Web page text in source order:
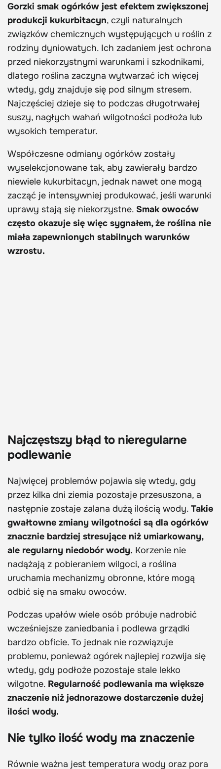
Gorzki smak ogórków jest efektem zwiększonej
produkcji kukurbitacyn, czyli naturalnych
związków chemicznych występujących u roślin z
rodziny dyniowatych. Ich zadaniem jest ochrona
przed niekorzystnymi warunkami i szkodnikami,
dlatego roślina zaczyna wytwarzać ich więcej
wtedy, gdy znajduje się pod silnym stresem.
Najczęściej dzieje się to podczas długotrwałej
suszy, nagłych wahań wilgotności podłoża lub
wysokich temperatur.
Współczesne odmiany ogórków zostały
wyselekcjonowane tak, aby zawierały bardzo
niewiele kukurbitacyn, jednak nawet one mogą
zacząć je intensywniej produkować, jeśli warunki
uprawy stają się niekorzystne. Smak owoców
często okazuje się więc sygnałem, że roślina nie
miała zapewnionych stabilnych warunków
wzrostu.
Najczęstszy błąd to nieregularne
podlewanie
Najwięcej problemów pojawia się wtedy, gdy
przez kilka dni ziemia pozostaje przesuszona, a
następnie zostaje zalana dużą ilością wody. Takie
gwałtowne zmiany wilgotności są dla ogórków
znacznie bardziej stresujące niż umiarkowany,
ale regularny niedobór wody. Korzenie nie
nadążają z pobieraniem wilgoci, a roślina
uruchamia mechanizmy obronne, które mogą
odbić się na smaku owoców.
Podczas upałów wiele osób próbuje nadrobić
wcześniejsze zaniedbania i podlewa grządki
bardzo obficie. To jednak nie rozwiązuje
problemu, ponieważ ogórek najlepiej rozwija się
wtedy, gdy podłoże pozostaje stale lekko
wilgotne. Regularność podlewania ma większe
znaczenie niż jednorazowe dostarczenie dużej
ilości wody.
Nie tylko ilość wody ma znaczenie
Równie ważna jest temperatura wody oraz pora